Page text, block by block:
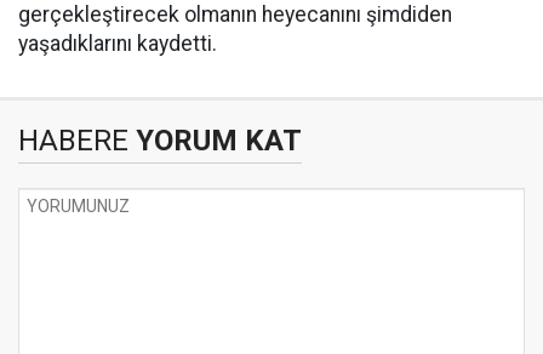
gerçekleştirecek olmanın heyecanını şimdiden
yaşadıklarını kaydetti.
HABERE YORUM KAT